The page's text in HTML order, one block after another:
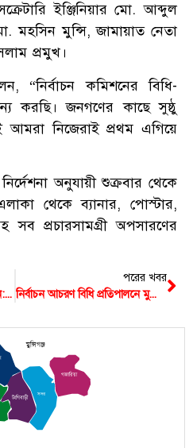
ইঞ্জিনিয়ার মো. আব্দুল
মহসিন মুন্সি, জামায়াত নেতা
প্রমুখ।
কমিশনের বিধি-
করছি। জনগণের কাছে সুষ্ঠু
আমরা নিজেরাই প্রথম এগিয়ে
অনুযায়ী শুক্রবার থেকে
থেকে ব্যানার, পোস্টার,
সব প্রচারসামগ্রী অপসারণের
গুয়াগাছিয়ায় যৌথ বাহিনীর অভিযান: একদিনের মাথায় এলাকা ছেড়ে পালিয়েছে নয়ন-পিয়াস
পরের খবর
নির্বাচন আচরণ বিধি প্রতিপালনে মুন্সিগঞ্জের ৬ উপজেলায় ১২ জন ম্যাজিষ্ট্রেট নিয়োগ
টংগিবাড়ী
সদর
গজারিয়া
মুন্সিগঞ্জ